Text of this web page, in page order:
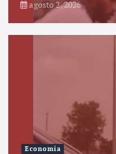
agosto 2, 2026
Economía